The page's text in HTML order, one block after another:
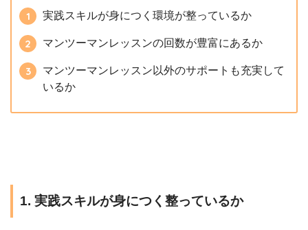
実践スキルが身につく環境が整っているか
マンツーマンレッスンの回数が豊富にあるか
マンツーマンレッスン以外のサポートも充実して
いるか
1. 実践スキルが身につく整っているか